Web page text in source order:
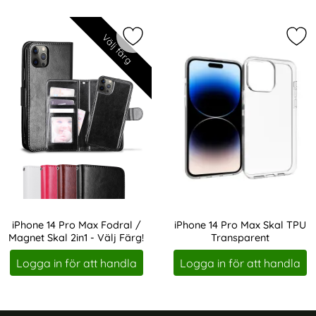
Välj färg
iPhone 14 Pro Max Fodral /
Magnet Skal 2in1 - Välj Färg!
Art. nr 212491
Logga in för att handla
Markera iPhone 14 Pro Max
iPhone 14 Pro Max Skal TPU
Transparent
Art. nr 209659
Logga in för att handla